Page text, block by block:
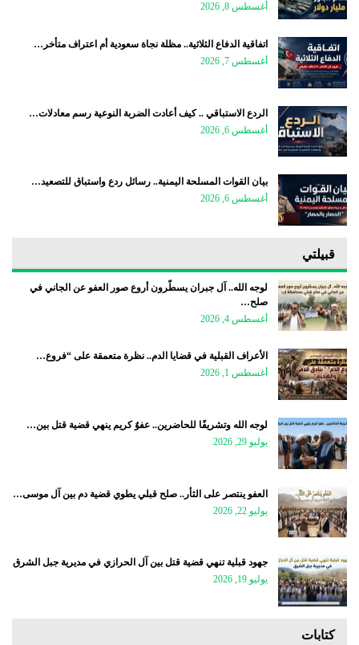
أغسطس 8, 2026
اتفاقية الدفاع الثلاثية.. مظلة نجاة سعودية أم اعتراف متأخر…
أغسطس 7, 2026
الردع الاستباقي .. كيف أعادت الضربة النوعية رسم معادلات…
أغسطس 6, 2026
بيان القوات المسلحة اليمنية.. رسائل ردع واستباق للتصعيد…
أغسطس 6, 2026
قبيلتي
لوجه الله.. آل جبران يسطّرون أروع صور العفو عن الجاني في
صلح…
أغسطس 4, 2026
الأعراف القبلية في قضايا الدم.. نظرة متعمقة على “فروع…
أغسطس 1, 2026
لوجه الله وتشريفًا للحاضرين.. عفوٌ كريم ينهي قضية قتل بين…
يوليو 29, 2026
العفو ينتصر على الثأر.. صلح قبلي يطوي قضية دم بين آل موسى…
يوليو 22, 2026
جهود قبلية تنهي قضية قتل بين آل الحرازي في مديرية جبل الشرق
يوليو 19, 2026
كتابات